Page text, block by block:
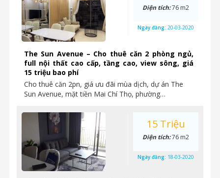
The Sun Avenue – Cho thuê căn 2 phòng ngủ,
full nội thất cao cấp, tầng cao, view sông, giá
15 triệu bao phí
Cho thuê căn 2pn, giá ưu đãi mùa dịch, dự án The
Sun Avenue, mặt tiền Mai Chí Thọ, phường…
Diện tích:76 m2
Ngày đăng: 20-03-2020
15 Triệu
Diện tích:76 m2
Ngày đăng: 18-03-2020